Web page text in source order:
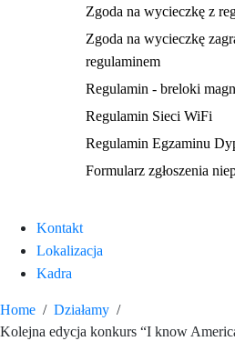
Zgoda na wycieczkę z
Zgoda na wycieczkę
regulaminem
Regulamin - breloki
Regulamin Sieci WiFi
Regulamin Egzaminu
Formularz zgłoszenia
Kontakt
Lokalizacja
Kadra
Home
Działamy
Kolejna edycja konkurs “I know